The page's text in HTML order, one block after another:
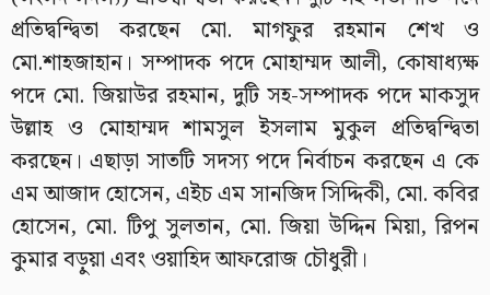
প্রতিদ্বন্দ্বিতা করছেন মো. মাগফুর রহমান শেখ ও
মো.শাহজাহান। সম্পাদক পদে মোহাম্মদ আলী, কোষাধ্যক্ষ
পদে মো. জিয়াউর রহমান, দুটি সহ-সম্পাদক পদে মাকসুদ
উল্লাহ ও মোহাম্মদ শামসুল ইসলাম মুকুল প্রতিদ্বন্দ্বিতা
করছেন। এছাড়া সাতটি সদস্য পদে নির্বাচন করছেন এ কে
এম আজাদ হোসেন, এইচ এম সানজিদ সিদ্দিকী, মো. কবির
হোসেন, মো. টিপু সুলতান, মো. জিয়া উদ্দিন মিয়া, রিপন
কুমার বড়ুয়া এবং ওয়াহিদ আফরোজ চৌধুরী।